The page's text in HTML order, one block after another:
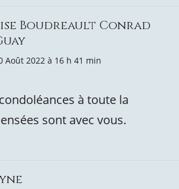
Boudreault Conrad
Août 2022 à 16 h 41 min
à toute la
sont avec vous.